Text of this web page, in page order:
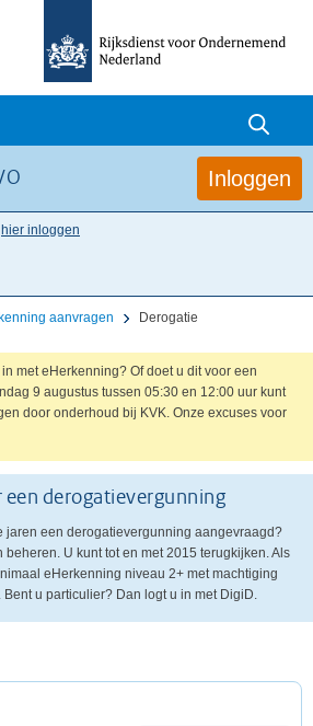
Inloggen
hier inloggen
aanvragen Derogatie
met eHerkenning? Of doet u dit voor een
9 augustus tussen 05:30 en 12:00 uur kunt
door onderhoud bij KVK. Onze excuses voor
een derogatievergunning
jaren een derogatievergunning aangevraagd?
beheren. U kunt tot en met 2015 terugkijken. Als
eHerkenning niveau 2+ met machtiging
u particulier? Dan logt u in met DigiD.